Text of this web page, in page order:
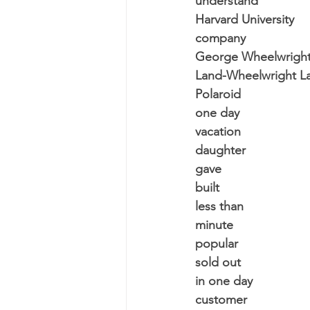
Harvard University
company
George
Land-Wheelwright
Polaroid
one day
vacation
daughter
gave
built
less than
minute
popular
sold out
in one day
customer